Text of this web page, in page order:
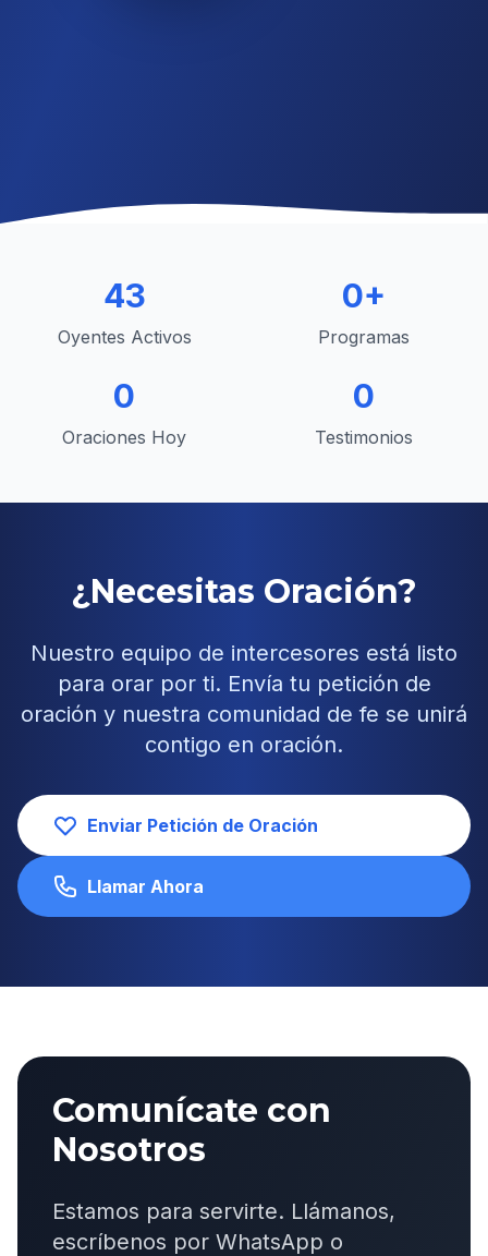
43
Oyentes Activos
0+
Programas
0
Oraciones Hoy
0
Testimonios
¿Necesitas Oración?
Nuestro equipo de intercesores está listo
para orar por ti. Envía tu petición de
oración y nuestra comunidad de fe se unirá
contigo en oración.
Enviar Petición de Oración
Llamar Ahora
Comunícate con
Nosotros
Estamos para servirte. Llámanos,
escríbenos por WhatsApp o